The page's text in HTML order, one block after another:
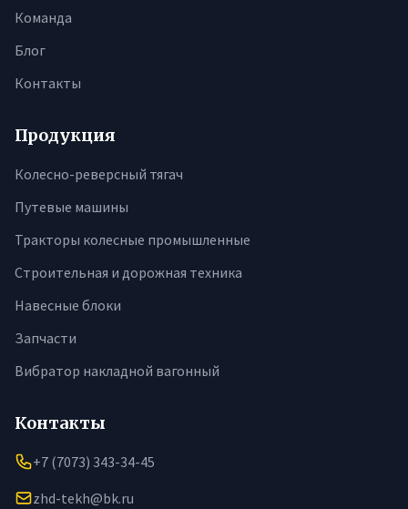
Команда
Блог
Контакты
Продукция
Колесно-реверсный тягач
Путевые машины
Тракторы колесные промышленные
Строительная и дорожная техника
Навесные блоки
Запчасти
Вибратор накладной вагонный
Контакты
+7 (7073) 343-34-45
zhd-tekh@bk.ru